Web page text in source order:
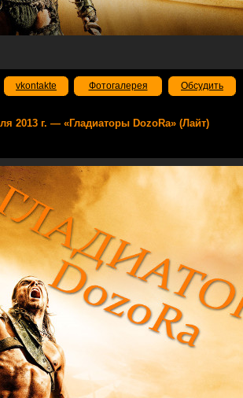
vkontakte Фотогалерея Обсудить
2013 г. — «Гладиаторы DozoRа» (Лайт)